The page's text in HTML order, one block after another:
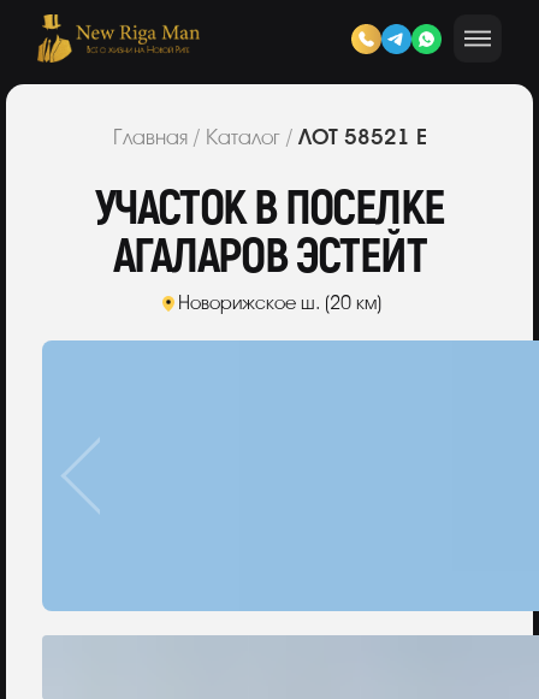
Главная/ Каталог/ ЛОТ 58521 Е
УЧАСТОК В ПОСЕЛКЕ
АГАЛАРОВ ЭСТЕЙТ
Новорижское ш. (20 км)